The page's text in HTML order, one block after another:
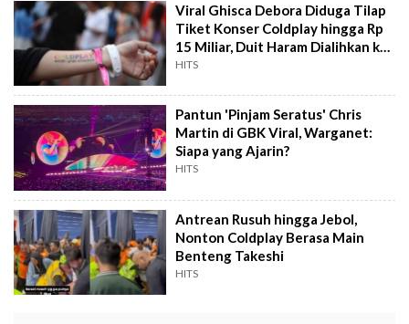
Viral Ghisca Debora Diduga Tilap
Tiket Konser Coldplay hingga Rp
15 Miliar, Duit Haram Dialihkan ke
Bank Belanda
HITS
Pantun 'Pinjam Seratus' Chris
Martin di GBK Viral, Warganet:
Siapa yang Ajarin?
HITS
Antrean Rusuh hingga Jebol,
Nonton Coldplay Berasa Main
Benteng Takeshi
HITS